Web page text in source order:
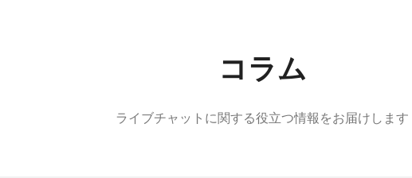
コラム
ライブチャットに関する役立つ情報をお届けします